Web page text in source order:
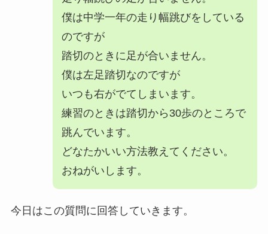
僕は中学一年の走り幅跳びをしている
のですが
踏切のときに足が合いません。
僕は左足踏切なのですが
いつも右がでてしまいます。
練習のときは踏切から30歩のところで
跳んでいます。
どなたかいい方法教えてください。
おねがいします。
今日はこの質問に回答していきます。